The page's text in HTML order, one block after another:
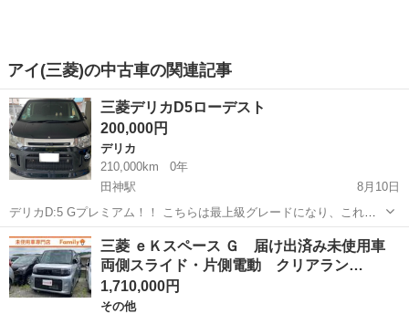
アイ(三菱)の中古車の関連記事
三菱デリカD5ローデスト
200,000円
デリカ
210,000km
0年
田神駅
8月10日
デリカD:5 Gプレミアム！！ こちらは最上級グレードになり、これか
らの季節のレジャーやお仕事に最適です！！ 両側パワースライドド
ア、ETC、バックカメラ、ナビ、ロックフォードフォズゲートサウン
ドシステムなど、快適装備が...
岐阜 山県市 田神駅 三菱デリカ
三菱 ｅＫスペース Ｇ 届け出済み未使用車
両側スライド・片側電動 クリアラン…
1,710,000円
その他